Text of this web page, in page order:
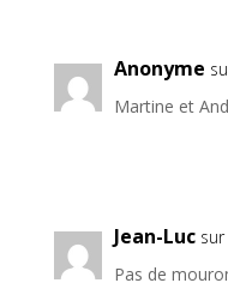
Anonyme
Martine et
Jean-Luc
Pas de